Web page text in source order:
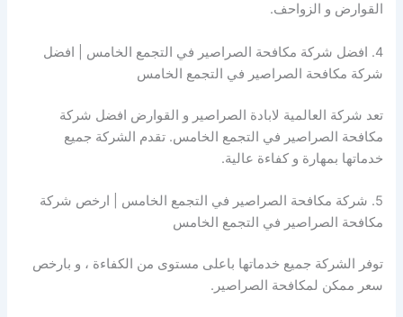
القوارض و الزواحف.
4. افضل شركة مكافحة الصراصير في التجمع الخامس | افضل
شركة مكافحة الصراصير في التجمع الخامس
تعد شركة العالمية لابادة الصراصير و القوارض افضل شركة
مكافحة الصراصير في التجمع الخامس. تقدم الشركة جميع
خدماتها بمهارة و كفاءة عالية.
5. شركة مكافحة الصراصير في التجمع الخامس | ارخص شركة
مكافحة الصراصير في التجمع الخامس
توفر الشركة جميع خدماتها باعلى مستوى من الكفاءة ، و بارخص
سعر ممكن لمكافحة الصراصير.